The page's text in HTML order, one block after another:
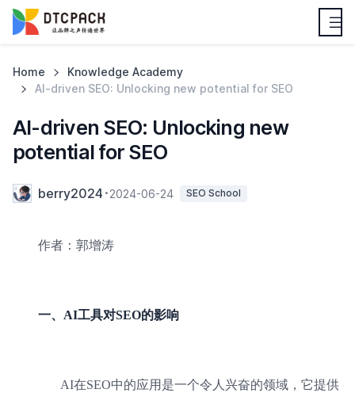
Home
Knowledge Academy
AI-driven SEO: Unlocking new potential for SEO
AI-driven SEO: Unlocking new
potential for SEO
berry2024 2024-06-24 SEO School
作者：郭增涛
一、AI工具对SEO的影响
AI在SEO中的应用是一个令人兴奋的领域，它提供